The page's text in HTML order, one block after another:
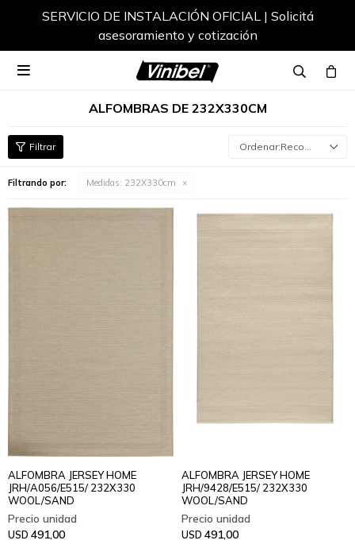
SERVICIO DE INSTALACIÓN OFICIAL | Solicitá
asesoramiento y cotización

ALFOMBRAS DE 232X330CM
Recomendados
Filtrando por: Medidas: 232X330cm
ALFOMBRA JERSEY HOME
JRH/A056/E515/ 232X330
WOOL/SAND
USD 491,00
ALFOMBRA JERSEY HOME
JRH/9428/E515/ 232X330
WOOL/SAND
USD 491,00